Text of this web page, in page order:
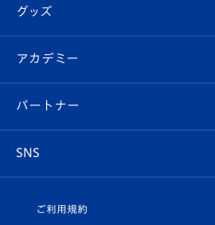
チケット
イベント
メディア
ホームタウン
スタッフプロフィール
マスコット紹介
Revive Team
ヴィヴィくんの長崎おもてなしガイド
フォトギャラリー
スタジアムグルメ
チケット
V-LOVERS（ファンクラブ）
プレイヤーズスイート
グッズ
オンラインショップ
店舗情報
アカデミー
育成からのお知らせ
U-18
パートナー
SNS
ご利用規約